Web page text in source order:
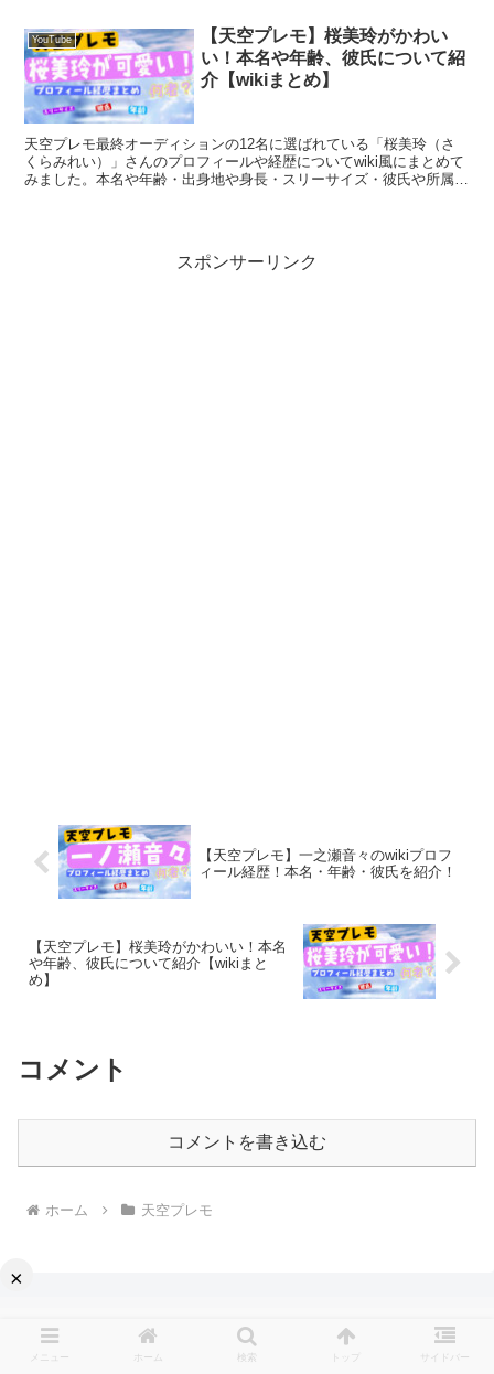
YouTube
【天空プレモ】桜美玲がかわい
い！本名や年齢、彼氏について紹
介【wikiまとめ】
天空プレモ最終オーディションの12名に選ばれている「桜美玲（さ
くらみれい）」さんのプロフィールや経歴についてwiki風にまとめて
みました。本名や年齢・出身地や身長・スリーサイズ・彼氏や所属事
スポンサーリンク
【天空プレモ】一之瀬音々のwikiプロフ
ィール経歴！本名・年齢・彼氏を紹介！
【天空プレモ】桜美玲がかわいい！本名
や年齢、彼氏について紹介【wikiまと
め】
コメント
コメントを書き込む
ホーム 天空プレモ
メニュー ホーム 検索 トップ サイドバー
×